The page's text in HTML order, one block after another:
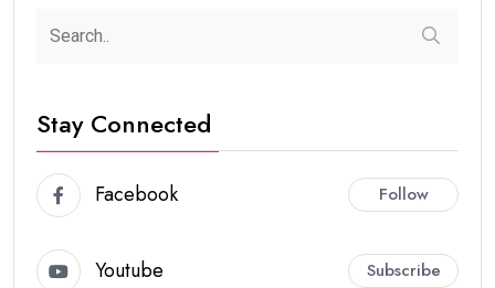
Stay Connected
Facebook Follow
Youtube Subscribe